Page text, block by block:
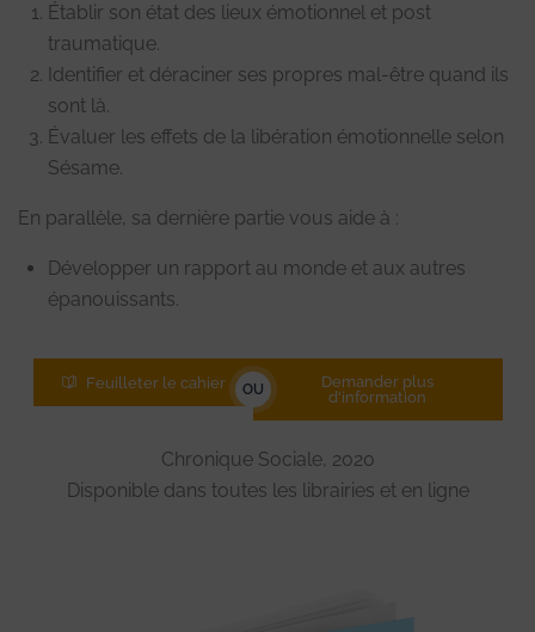
Établir son état des lieux émotionnel et post
traumatique.
Identifier et déraciner ses propres mal-être quand ils
sont là.
Évaluer les effets de la libération émotionnelle selon
Sésame.
En parallèle, sa dernière partie vous aide à :
Développer un rapport au monde et aux autres
épanouissants.
Feuilleter le cahier OU
Demander plus
d'information
Chronique Sociale, 2020
Disponible dans toutes les librairies et en ligne